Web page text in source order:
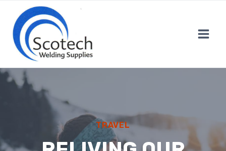
content
TRAVEL